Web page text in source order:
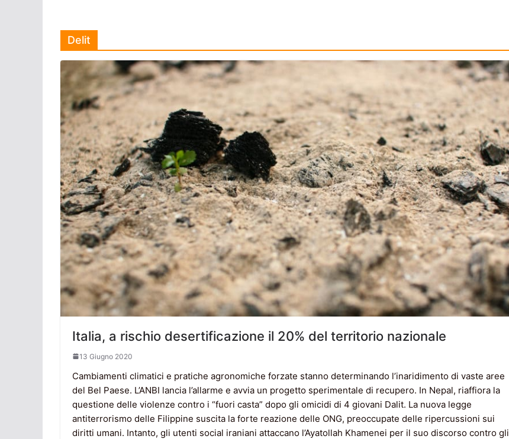
Delit
Italia, a rischio desertificazione il 20% del territorio nazionale
13 Giugno 2020
Cambiamenti climatici e pratiche agronomiche forzate stanno determinando l’inaridimento di vaste aree
del Bel Paese. L’ANBI lancia l’allarme e avvia un progetto sperimentale di recupero. In Nepal, riaffiora la
questione delle violenze contro i “fuori casta” dopo gli omicidi di 4 giovani Dalit. La nuova legge
antiterrorismo delle Filippine suscita la forte reazione delle ONG, preoccupate delle ripercussioni sui
diritti umani. Intanto, gli utenti social iraniani attaccano l’Ayatollah Khamenei per il suo discorso contro gli